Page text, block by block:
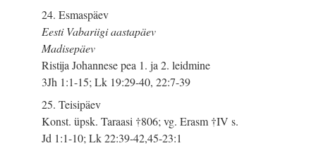
24. Esmaspäev
Eesti Vabariigi aastapäev
Madisepäev
Ristija Johannese pea 1. ja 2. leidmine
3Jh 1:1-15; Lk 19:29-40, 22:7-39
25. Teisipäev
Konst. üpsk. Taraasi †806; vg. Erasm †IV s.
Jd 1:1-10; Lk 22:39-42,45-23:1